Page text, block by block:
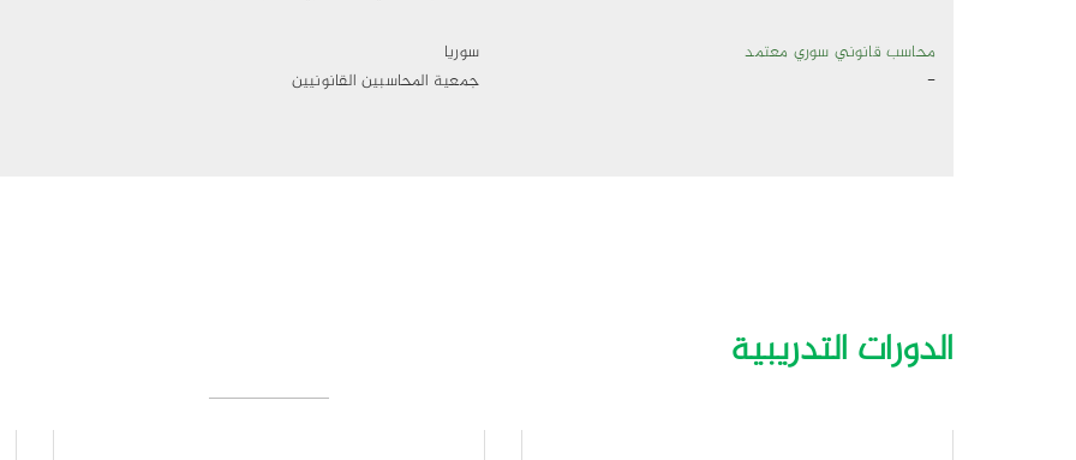
محاسب قانوني سوري معتمد
-
سوريا
جمعية المحاسبين القانونيين
الدورات التدريبية